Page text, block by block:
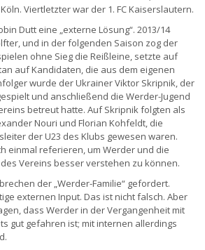
Viertletzter war der 1. FC Kaiserslautern.
Dutt eine „externe Lösung“. 2013/14
und in der folgenden Saison zog der
ohne Sieg die Reißleine, setzte auf
auf Kandidaten, die aus dem eigenen
wurde der Ukrainer Viktor Skripnik, der
und anschließend die Werder-Jugend
betreut hatte. Auf Skripnik folgten als
Nouri und Florian Kohfeldt, die
der U23 des Klubs gewesen waren.
einmal referieren, um Werder und die
Vereins besser verstehen zu können.
der „Werder-Familie“ gefordert.
externen Input. Das ist nicht falsch. Aber
dass Werder in der Vergangenheit mit
gut gefahren ist; mit internen allerdings